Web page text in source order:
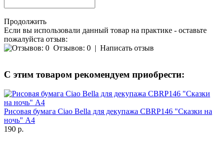
Продолжить
Если вы использовали данный товар на практике - оставьте
пожалуйста отзыв:
Отзывов: 0 | Написать отзыв
С этим товаром рекомендуем приобрести:
Рисовая бумага Ciao Bella для декупажа CBRP146 "Сказки на
ночь" А4
190 р.